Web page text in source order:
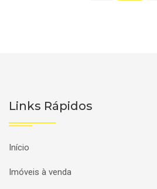
Links Rápidos
Início
Imóveis à venda